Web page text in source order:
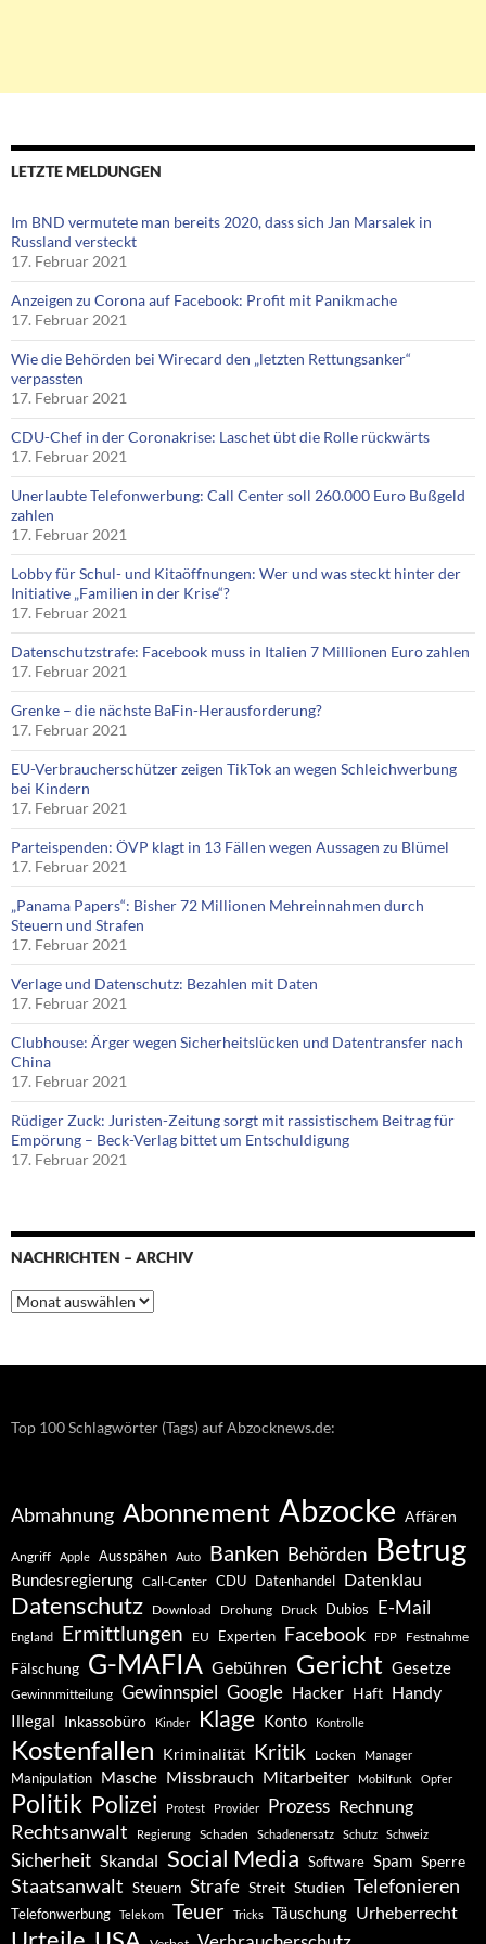
LETZTE MELDUNGEN
Im BND vermutete man bereits 2020, dass sich Jan Marsalek in
Russland versteckt
17. Februar 2021
Anzeigen zu Corona auf Facebook: Profit mit Panikmache
17. Februar 2021
Wie die Behörden bei Wirecard den „letzten Rettungsanker“
verpassten
17. Februar 2021
CDU-Chef in der Coronakrise: Laschet übt die Rolle rückwärts
17. Februar 2021
Unerlaubte Telefonwerbung: Call Center soll 260.000 Euro Bußgeld
zahlen
17. Februar 2021
Lobby für Schul- und Kitaöffnungen: Wer und was steckt hinter der
Initiative „Familien in der Krise“?
17. Februar 2021
Datenschutzstrafe: Facebook muss in Italien 7 Millionen Euro zahlen
17. Februar 2021
Grenke – die nächste BaFin-Herausforderung?
17. Februar 2021
EU-Verbraucherschützer zeigen TikTok an wegen Schleichwerbung
bei Kindern
17. Februar 2021
Parteispenden: ÖVP klagt in 13 Fällen wegen Aussagen zu Blümel
17. Februar 2021
„Panama Papers“: Bisher 72 Millionen Mehreinnahmen durch
Steuern und Strafen
17. Februar 2021
Verlage und Datenschutz: Bezahlen mit Daten
17. Februar 2021
Clubhouse: Ärger wegen Sicherheitslücken und Datentransfer nach
China
17. Februar 2021
Rüdiger Zuck: Juristen-Zeitung sorgt mit rassistischem Beitrag für
Empörung – Beck-Verlag bittet um Entschuldigung
17. Februar 2021
NACHRICHTEN – ARCHIV
Nachrichten
–
Top 100 Schlagwörter (Tags) auf Abzocknews.de:
Abmahnung Abonnement Abzocke Affären
Angriff Apple Ausspähen Auto Banken Behörden Betrug
Bundesregierung Call-Center CDU Datenhandel Datenklau
Datenschutz Download Drohung Druck Dubios E-Mail
England Ermittlungen EU Experten Facebook FDP Festnahme
Fälschung G-MAFIA Gebühren Gericht Gesetze
Gewinnmitteilung Gewinnspiel Google Hacker Haft Handy
Illegal Inkassobüro Kinder Klage Konto Kontrolle
Kostenfallen Kriminalität Kritik Locken Manager
Manipulation Masche Missbrauch Mitarbeiter Mobilfunk Opfer
Politik Polizei Protest Provider Prozess Rechnung
Rechtsanwalt Regierung Schaden Schadenersatz Schutz Schweiz
Sicherheit Skandal Social Media Software Spam Sperre
Staatsanwalt Steuern Strafe Streit Studien Telefonieren
Telefonwerbung Telekom Teuer Tricks Täuschung Urheberrecht